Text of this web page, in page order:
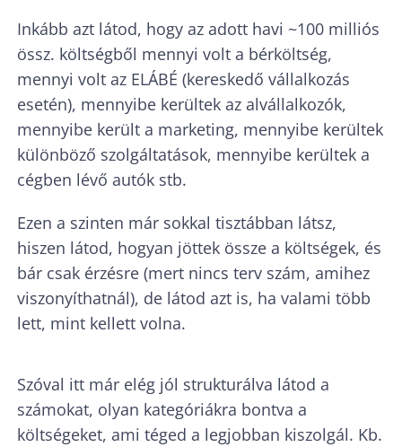
Inkább azt látod, hogy az adott havi ~100 milliós
össz. költségből mennyi volt a bérköltség,
mennyi volt az ELÁBÉ (kereskedő vállalkozás
esetén), mennyibe kerültek az alvállalkozók,
mennyibe került a marketing, mennyibe kerültek
különböző szolgáltatások, mennyibe kerültek a
cégben lévő autók stb.
Ezen a szinten már sokkal tisztábban látsz,
hiszen látod, hogyan jöttek össze a költségek, és
bár csak érzésre (mert nincs terv szám, amihez
viszonyíthatnál), de látod azt is, ha valami több
lett, mint kellett volna.
Szóval itt már elég jól strukturálva látod a
számokat, olyan kategóriákra bontva a
költségeket, ami téged a legjobban kiszolgál. Kb.